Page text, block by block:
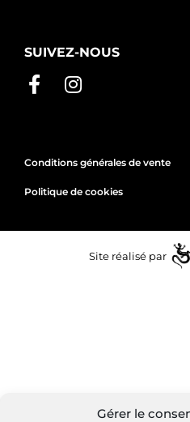
Gérer le
SUIVEZ-NOUS
Conditions générales de vente
Politique de cookies
Site réalisé par